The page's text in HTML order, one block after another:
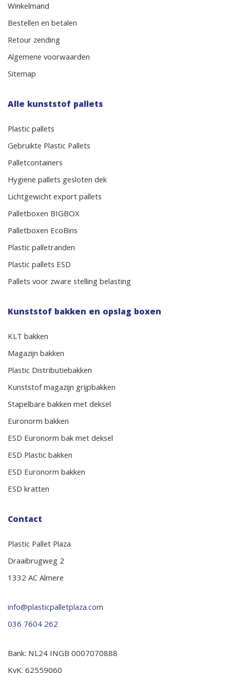
Winkelmand
Bestellen en betalen
Retour zending
Algemene voorwaarden
Sitemap
Alle kunststof pallets
Plastic pallets
Gebruikte Plastic Pallets
Palletcontainers
Hygiene pallets gesloten dek
Lichtgewicht export pallets
Palletboxen BIGBOX
Palletboxen EcoBins
Plastic palletranden
Plastic pallets ESD
Pallets voor zware stelling belasting
Kunststof bakken en opslag boxen
KLT bakken
Magazijn bakken
Plastic Distributiebakken
Kunststof magazijn grijpbakken
Stapelbare bakken met deksel
Euronorm bakken
ESD Euronorm bak met deksel
ESD Plastic bakken
ESD Euronorm bakken
ESD kratten
Contact
Plastic Pallet Plaza
Draaibrugweg 2
1332 AC Almere
info@plasticpalletplaza.com
036 7604 262
Bank: NL24 INGB 0007070888